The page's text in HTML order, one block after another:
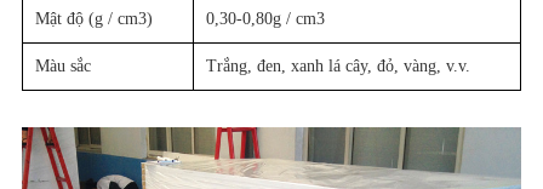
Mật độ (g / cm3) 0,30-0,80g / cm3
Màu sắc Trắng, đen, xanh lá cây, đỏ, vàng, v.v.